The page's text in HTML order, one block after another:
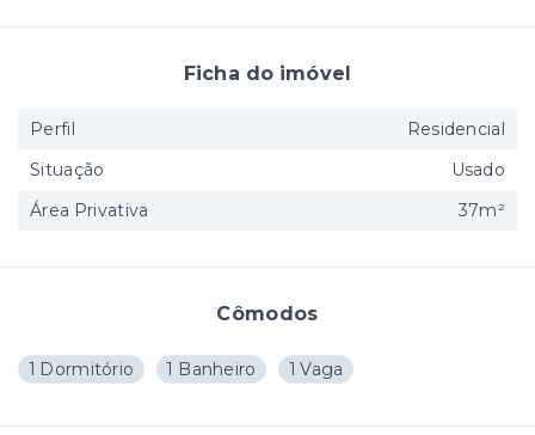
Cômodos
1 Dormitório 1 Banheiro 1 Vaga
Ficha do imóvel
Perfil
Residencial
Situação
Usado
Área Privativa
37m²